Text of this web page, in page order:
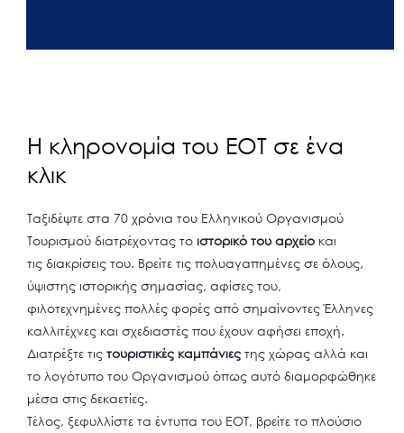
Η κληρονομία του ΕΟΤ σε ένα
κλικ
Ταξιδέψτε στα 70 χρόνια του Ελληνικού Οργανισμού
Τουρισμού διατρέχοντας το ιστορικό του αρχείο και
τις διακρίσεις του. Βρείτε τις πολυαγαπημένες σε όλους,
ύψιστης ιστορικής σημασίας, αφίσες του,
φιλοτεχνημένες πολλές φορές από σημαίνοντες Έλληνες
καλλιτέχνες και σχεδιαστές που έχουν αφήσει εποχή.
Διατρέξτε τις τουριστικές καμπάνιεςτης χώρας αλλά και
το λογότυπο του Οργανισμού όπως αυτό διαμορφώθηκε
μέσα στις δεκαετίες.
Τέλος, ξεφυλλίστε τα έντυπα του ΕΟΤ, βρείτε το πλούσιο